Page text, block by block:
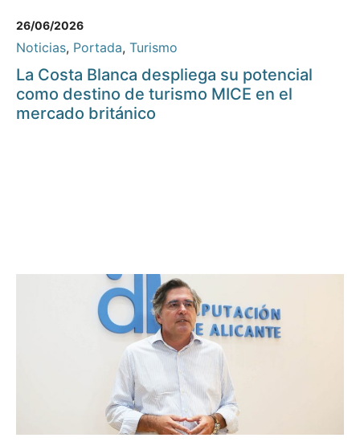
26/06/2026
Noticias, Portada, Turismo
La Costa Blanca despliega su potencial
como destino de turismo MICE en el
mercado británico